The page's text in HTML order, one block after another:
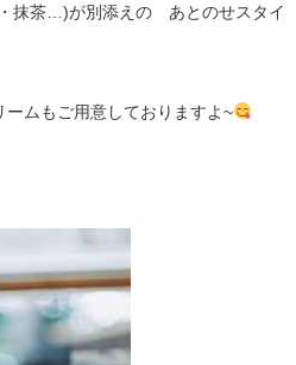
抹茶…)が別添えの あとのせスタイ
ムもご用意しておりますよ~